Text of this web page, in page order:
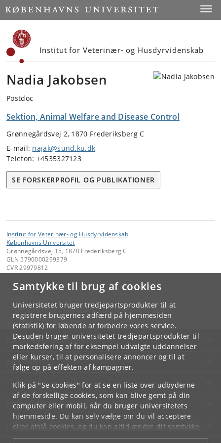
Samtykke til brug af cookies
Universitetet bruger tredjepartsprodukter til at
registrere brugernes adfærd på hjemmesiden
(statistik) for løbende at forbedre vores service.
Desuden bruger universitetet tredjepartsprodukter til
markedsføring af for eksempel udvalgte uddannelser
eller kurser, til at personalisere annoncer og til at
følge op på effekten af kampagner.
Klik på "Se cookies" for at se en liste over udbyderne
af de forskellige cookies, som kan blive gemt på din
computer eller mobil, når du bruger universitetets
hjemmeside. Du kan selv vælge om du vil acceptere
eller afslå cookies, og du kan altid ændre dit samtykke
underCookie- og privatlivspolitiksom du finder i
Start
Institut for Veterinær- og Husdyrvidenskab
Nadia Jakobsen
Postdoc
Sektion, Animal Welfare and Disease Control
Grønnegårdsvej 2, 1870 Frederiksberg C
E-mail: najak@sund.ku.dk
Telefon: +4535327123
SE FORSKERPROFIL OG PUBLIKATIONER
Institut for Veterinær- og Husdyrvidenskab
Københavns Universitet
Grønnegårdsvej 15, 1870 Frederiksberg C
GLN 5790000299379
CVR 29979812
Kontakt:
Sekretariatet
ivh-mail@sund.ku. dk
KØBENHAVNS UNIVERSITET
KONTAKT
SERVICES
FOR STUDERENDE OG ANSATTE
JOB OG KARRIERE